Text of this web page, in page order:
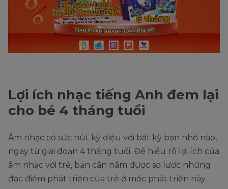
Lợi ích nhạc tiếng Anh đem lại
cho bé 4 tháng tuổi
Âm nhạc có sức hút kỳ diệu với bất kỳ bạn nhỏ nào,
ngay từ giai đoạn 4 tháng tuổi. Để hiểu rõ lợi ích của
âm nhạc với trẻ, bạn cần nắm được sơ lược những
đặc điểm phát triển của trẻ ở mốc phát triển này.